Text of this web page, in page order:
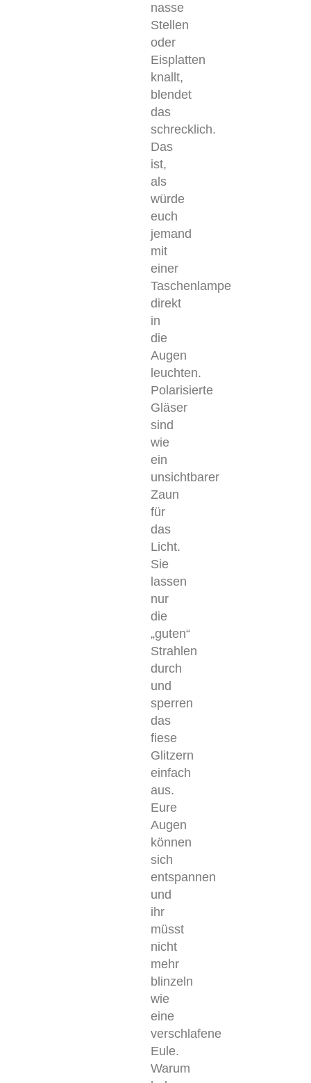
nasse
Stellen
oder
Eisplatten
knallt,
blendet
das
schrecklich.
Das
ist,
als
würde
euch
jemand
mit
einer
Taschenlampe
direkt
in
die
Augen
leuchten.
Polarisierte
Gläser
sind
wie
ein
unsichtbarer
Zaun
für
das
Licht.
Sie
lassen
nur
die
„guten“
Strahlen
durch
und
sperren
das
fiese
Glitzern
einfach
aus.
Eure
Augen
können
sich
entspannen
und
ihr
müsst
nicht
mehr
blinzeln
wie
eine
verschlafene
Eule.
Warum